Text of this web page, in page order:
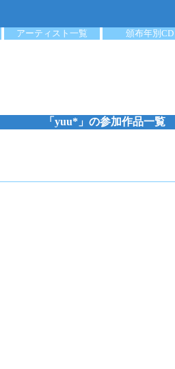
アーティスト一覧 頒布年別CD
「yuu*」の参加作品一覧